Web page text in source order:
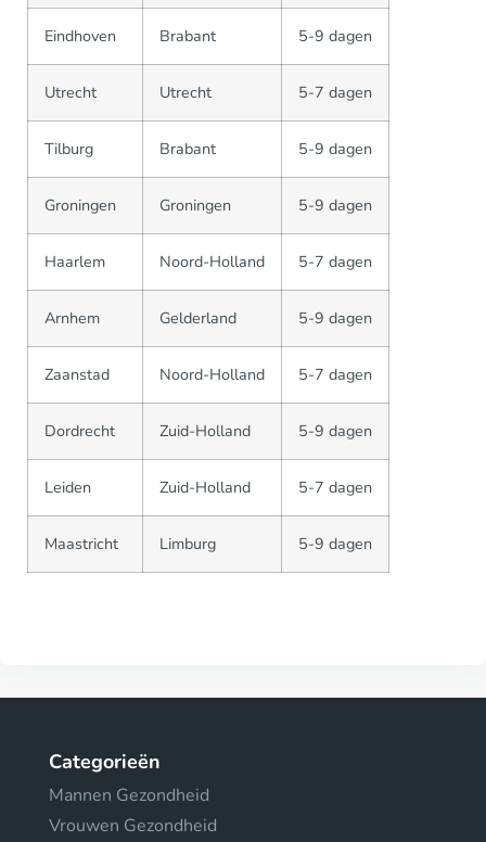
Eindhoven Brabant 5-9 dagen
Utrecht Utrecht 5-7 dagen
Tilburg Brabant 5-9 dagen
Groningen Groningen 5-9 dagen
Haarlem Noord-Holland 5-7 dagen
Arnhem Gelderland 5-9 dagen
Zaanstad Noord-Holland 5-7 dagen
Dordrecht Zuid-Holland 5-9 dagen
Leiden Zuid-Holland 5-7 dagen
Maastricht Limburg 5-9 dagen
Categorieën
Mannen Gezondheid
Vrouwen Gezondheid